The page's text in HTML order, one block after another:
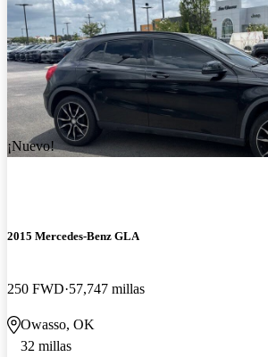
¡Nuevo!
2015 Mercedes-Benz GLA
250 FWD 57,747 millas
Owasso, OK
32 millas